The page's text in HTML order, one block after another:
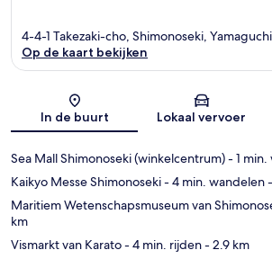
Kaart
4-4-1 Takezaki-cho, Shimonoseki,
Op de kaart bekijken
In de buurt Lokaal vervoer
Sea Mall Shimonoseki (winkelcentrum)- 1
Kaikyo Messe Shimonoseki- 4 min. wandelen
Maritiem Wetenschapsmuseum van
km
Vismarkt van Karato- 4 min. rijden- 2.9 km